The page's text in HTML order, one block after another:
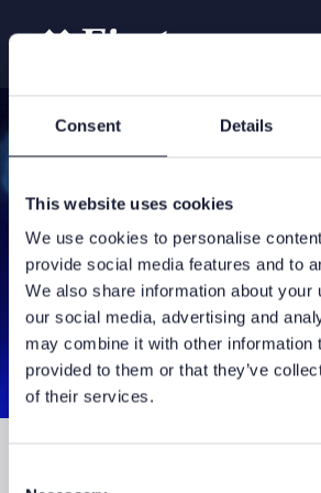
Consent Details
This website uses cookies
We use cookies to personalise
provide social media features and to
We also share information about your
our social media, advertising and
may combine it with other information
provided to them or that they’ve
of their services.